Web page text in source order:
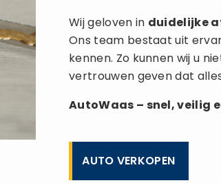
Wij geloven in duidelijke
Ons team bestaat uit
kennen. Zo kunnen wij u
vertrouwen geven dat
AutoWaas – snel, veilig
AUTO VERKOPEN